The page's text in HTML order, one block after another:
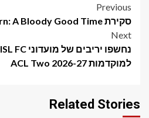
Post
navigation
Previous
סקירת Evil Dead Burn: A Bloody Good Time
Next
למוקדמות ACL Two 2026-27
Related Stories